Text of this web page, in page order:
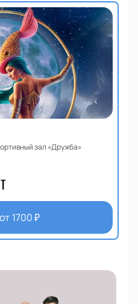
зал «Дружба»
1700₽